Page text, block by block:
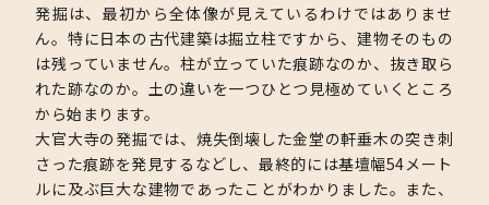
発掘は、最初から全体像が見えているわけではありませ
ん。特に日本の古代建築は掘立柱ですから、建物そのもの
は残っていません。柱が立っていた痕跡なのか、抜き取ら
れた跡なのか。土の違いを一つひとつ見極めていくところ
から始まります。
大官大寺の発掘では、焼失倒壊した金堂の軒垂木の突き刺
さった痕跡を発見するなどし、最終的には基壇幅54メート
ルに及ぶ巨大な建物であったことがわかりました。また、